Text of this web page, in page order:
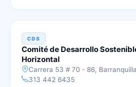
CDS
Comité de Desarrollo
Horizontal
Carrera 53 # 70 - 86, Barranquilla
313 442 6435